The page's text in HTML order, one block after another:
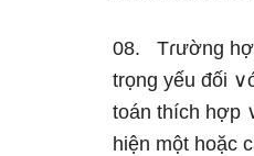
08. Tɾường
trọng yếu đối
toán thích hợp
hiện một hoặc